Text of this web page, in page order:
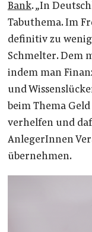
Bank. „In
Tabuthema. Im
definitiv zu wenig
Schmelter. Dem
indem man
und
beim Thema
verhelfen und
AnlegerInnen
übernehmen.